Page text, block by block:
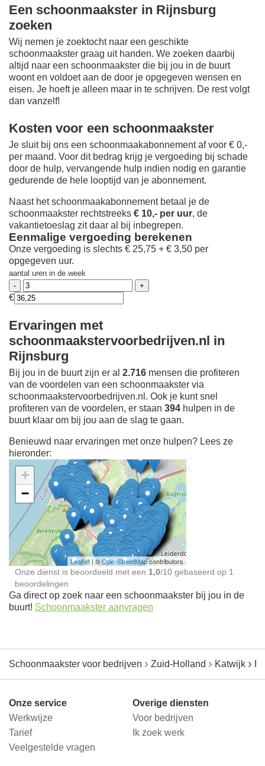
Een schoonmaakster in Rijnsburg
zoeken
Wij nemen je zoektocht naar een geschikte
schoonmaakster graag uit handen. We zoeken daarbij
altijd naar een schoonmaakster die bij jou in de buurt
woont en voldoet aan de door je opgegeven wensen en
eisen. Je hoeft je alleen maar in te schrijven. De rest volgt
dan vanzelf!
Kosten voor een schoonmaakster
Je sluit bij ons een schoonmaakabonnement af voor € 0,-
per maand. Voor dit bedrag krijg je vergoeding bij schade
door de hulp, vervangende hulp indien nodig en garantie
gedurende de hele looptijd van je abonnement.
Naast het schoonmaakabonnement betaal je de
schoonmaakster rechtstreeks € 10,- per uur, de
vakantietoeslag zit daar al bij inbegrepen.
Eenmalige vergoeding berekenen
Onze vergoeding is slechts € 25,75 + € 3,50 per
opgegeven uur.
aantal uren in de week
€
Ervaringen met
schoonmaakstervoorbedrijven.nl in
Rijnsburg
Bij jou in de buurt zijn er al 2.716 mensen die profiteren
van de voordelen van een schoonmaakster via
schoonmaakstervoorbedrijven.nl. Ook je kunt snel
profiteren van de voordelen, er staan 394 hulpen in de
buurt klaar om bij jou aan de slag te gaan.
Benieuwd naar ervaringen met onze hulpen? Lees ze
hieronder:
Ontdek meer ervaringen
Schoonmaakster bij
jou in de buurt
+
−
Leaflet | ©OpenStreetMapcontributors
Onze dienst is beoordeeld met een 1,0/10 gebaseerd op 1
beoordelingen
Ga direct op zoek naar een schoonmaakster bij jou in de
buurt! Schoonmaakster aanvragen
Schoonmaakster voor bedrijven Zuid-Holland Katwijk
Onze service
Werkwijze
Tarief
Veelgestelde vragen
Overige diensten
Voor bedrijven
Ik zoek werk